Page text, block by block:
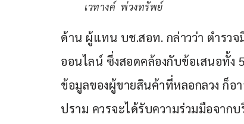
เวทางค์ พ่วงทรัพย์
ด้าน ผู้แทน บช.สอท. กล่าวว่า ตำรว
ออนไลน์ ซึ่งสอดคล้องกับข้อเสนอทั้ง
ข้อมูลของผู้ขายสินค้าที่หลอกลวง ก็อ
ปราม ควรจะได้รับความร่วมมือจาก